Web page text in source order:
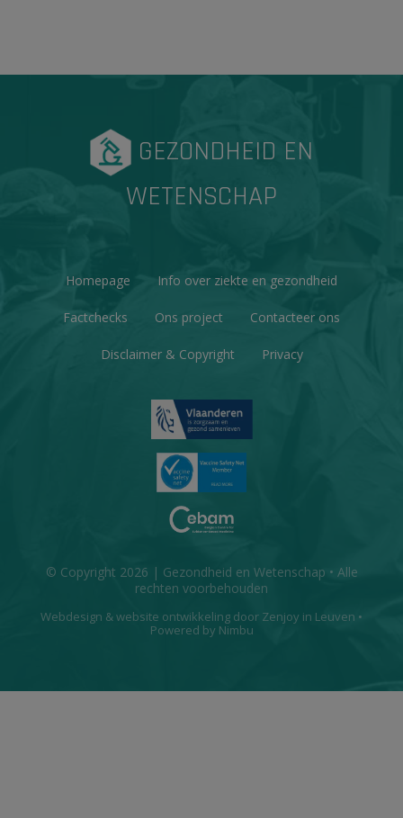
GEZONDHEID EN
WETENSCHAP
Homepage Info over ziekte en gezondheid
Factchecks Ons project Contacteer ons
Disclaimer & Copyright Privacy
© Copyright 2026 | Gezondheid en Wetenschap • Alle
rechten voorbehouden
Webdesign &website ontwikkeling door Zenjoy in Leuven •
Powered by Nimbu